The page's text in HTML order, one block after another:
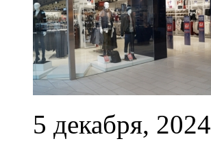
5 декабря, 2024